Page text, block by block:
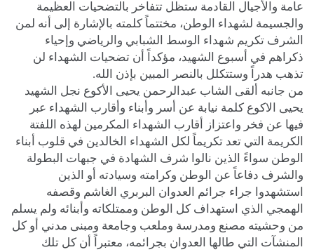
عامة والأجيال القادمة ستظل تتفاخر بالتضحيات العظيمة
والجسيمة لشهداء الوطن، مختتماً كلمته بالإشارة إلى أنه لمن
الشرف تكريم شهداء الوسط الشبابي والرياضي وإحياء
ذكراهم في أسبوع الشهيد، مؤكداً أن تضحيات الشهداء لن
تذهب هدراً وستتكلل بالنصر المبين بإذن الله.
من جانبه ألقى الشاب عبدالرحمن يحيى الأكوع نجل الشهيد
يحيى الاكوع كلمة نيابة عن أسر وأبناء وأقارب الشهداء عبر
فيها عن فخر واعتزاز أقارب الشهداء المكرمين لهذه اللفتة
الكريمة التي تعد تكريماً لكل الشهداء الخالدين في قلوب أبناء
الوطن سواءً الذين نالوا شرف الشهادة في جبهات البطولة
والشرف دفاعاً عن الوطن وكرامته وسيادته أو الذين
استشهدوا جراء جرائم العدوان البربري الغاشم وقصفه
الهمجي الذي استهداف كل الوطن وممتلكاته وأبنائه ولم يسلم
من وحشيته مصنع ومدرسة وملعب وجامعة ومبنى مدني أو كل
المنشآت التي طالها العدوان بجرائمه، معتبراً أن كل تلك